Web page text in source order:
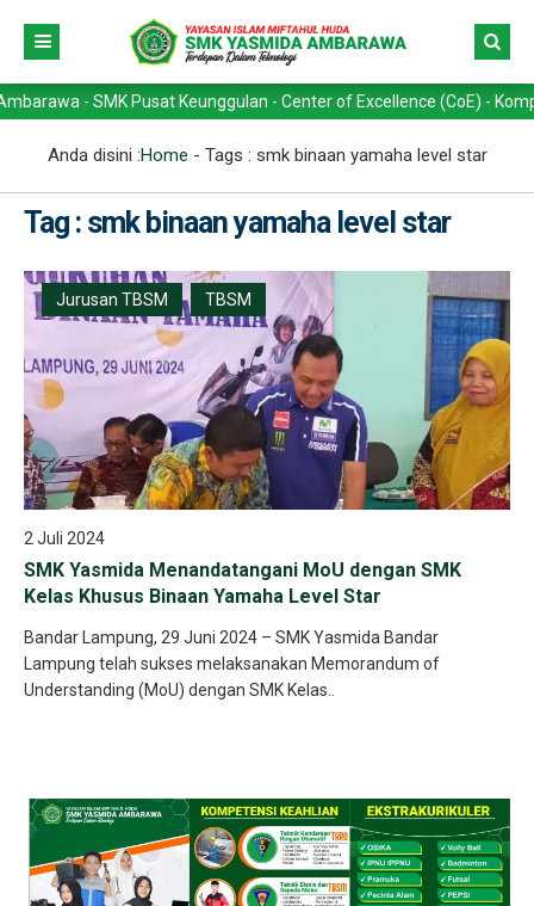
- SMK Pusat Keunggulan - Center of Excellence (CoE) -
Anda disini :Home - Tags : smk binaan yamaha level star
Tag : smk binaan yamaha level star
Jurusan TBSM TBSM
2 Juli 2024
SMK Yasmida Menandatangani MoU dengan SMK
Kelas Khusus Binaan Yamaha Level Star
Bandar Lampung, 29 Juni 2024 – SMK Yasmida Bandar
Lampung telah sukses melaksanakan Memorandum of
Understanding (MoU) dengan SMK Kelas..